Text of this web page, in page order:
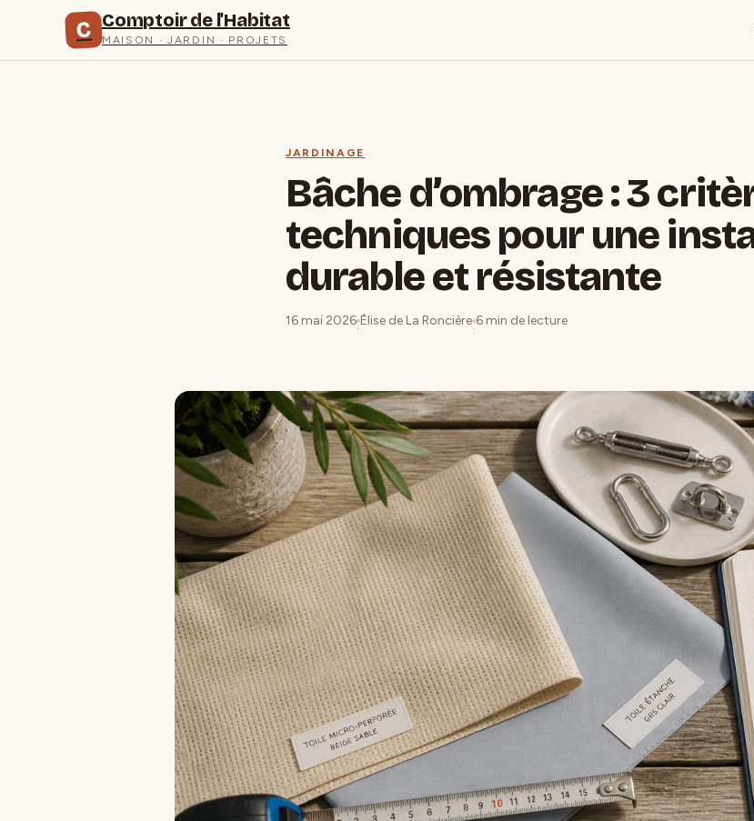
C Comptoir de l'Habitat
MAISON · JARDIN · PROJETS
JARDINAGE
Bâche d’ombrage : 3
techniques pour une
durable et résistante
16 mai 2026
·
Élise de La Roncière
·
6 min de lecture